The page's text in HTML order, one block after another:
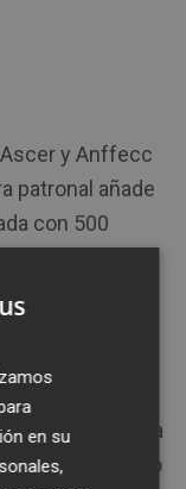
y Anffecc
patronal añade
con 500
"Se
para
500 millones
para las
con el fin de
especial para la
afectado
en su